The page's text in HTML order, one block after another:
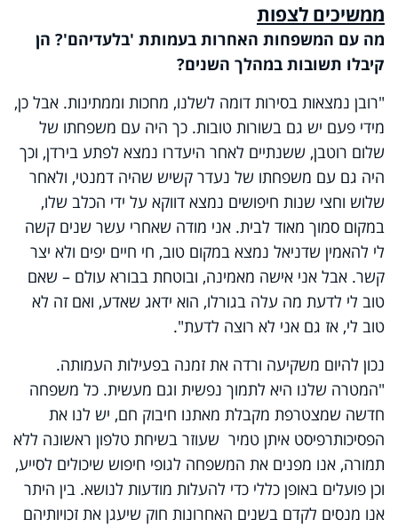
ממשיכים לצפות
מה עם המשפחות האחרות בעמותת 'בלעדיהם'? הן
קיבלו תשובות במהלך השנים?
"רובן נמצאות בסירות דומה לשלנו, מחכות וממתינות. אבל כן,
מידי פעם יש גם בשורות טובות. כך היה עם משפחתו של
שלום רוטבן, ששנתיים לאחר היעדרו נמצא לפתע בירדן, וכך
היה גם עם משפחתו של נעדר קשיש שהיה דמנטי, ולאחר
שלוש וחצי שנות חיפושים נמצא דווקא על ידי הכלב שלו,
במקום סמוך מאוד לבית. אני מודה שאחרי עשר שנים קשה
לי להאמין שדניאל נמצא במקום טוב, חי חיים יפים ולא יצר
קשר. אבל אני אישה מאמינה, ובוטחת בבורא עולם – שאם
טוב לי לדעת מה עלה בגורלו, הוא ידאג שאדע, ואם זה לא
טוב לי, אז גם אני לא רוצה לדעת".
נכון להיום משקיעה ורדה את זמנה בפעילות העמותה.
"המטרה שלנו היא לתמוך נפשית וגם מעשית. כל משפחה
חדשה שמצטרפת מקבלת מאתנו חיבוק חם, יש לנו את
הפסיכותרפיסט איתן טמיר שעוזר בשיחת טלפון ראשונה ללא
תמורה, אנו מפנים את המשפחה לגופי חיפוש שיכולים לסייע,
וכן פועלים באופן כללי כדי להעלות מודעות לנושא. בין היתר
אנו מנסים לקדם בשנים האחרונות חוק שיעגן את זכויותיהם